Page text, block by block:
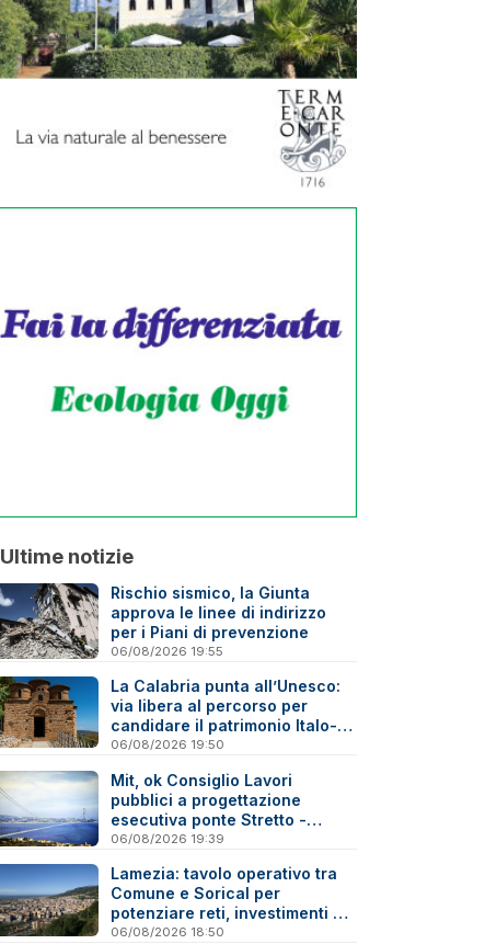
Ultime notizie
Rischio sismico, la Giunta
approva le linee di indirizzo
per i Piani di prevenzione
06/08/2026 19:55
La Calabria punta all’Unesco:
via libera al percorso per
candidare il patrimonio Italo-
Greco medievale
06/08/2026 19:50
Mit, ok Consiglio Lavori
pubblici a progettazione
esecutiva ponte Stretto -
Reazioni
06/08/2026 19:39
Lamezia: tavolo operativo tra
Comune e Sorical per
potenziare reti, investimenti e
manutenzione
06/08/2026 18:50